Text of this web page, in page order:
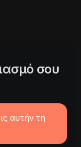
σου
αυτήν τη